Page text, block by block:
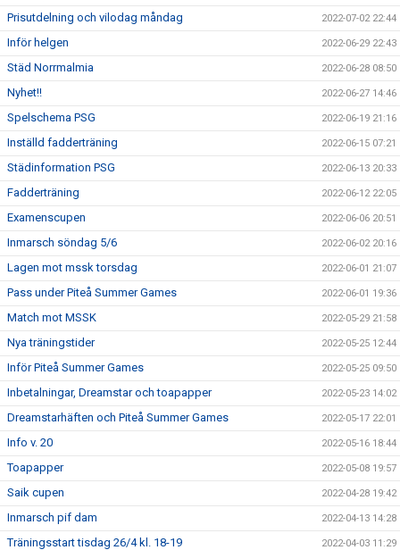
Prisutdelning och vilodag måndag 2022-07-02 22:44
Inför helgen 2022-06-29 22:43
Städ Norrmalmia 2022-06-28 08:50
Nyhet!! 2022-06-27 14:46
Spelschema PSG 2022-06-19 21:16
Inställd fadderträning 2022-06-15 07:21
Städinformation PSG 2022-06-13 20:33
Fadderträning 2022-06-12 22:05
Examenscupen 2022-06-06 20:51
Inmarsch söndag 5/6 2022-06-02 20:16
Lagen mot mssk torsdag 2022-06-01 21:07
Pass under Piteå Summer Games 2022-06-01 19:36
Match mot MSSK 2022-05-29 21:58
Nya träningstider 2022-05-25 12:44
Inför Piteå Summer Games 2022-05-25 09:50
Inbetalningar, Dreamstar och toapapper 2022-05-23 14:02
Dreamstarhäften och Piteå Summer Games 2022-05-17 22:01
Info v. 20 2022-05-16 18:44
Toapapper 2022-05-08 19:57
Saik cupen 2022-04-28 19:42
Inmarsch pif dam 2022-04-13 14:28
Träningsstart tisdag 26/4 kl. 18-19 2022-04-03 11:29